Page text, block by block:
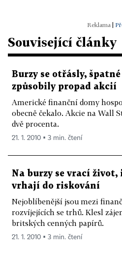
Související články
Burzy se otřásly,
způsobily propad akcií
Americké finanční domy
obecně čekalo. Akcie na Wall
dvě procenta.
21. 1. 2010 ▪ 3 min. čtení
Na burzy se vrací život,
vrhají do riskování
Nejoblíbenější jsou mezi
rozvíjejících se trhů. Klesl
britských cenných papírů.
21. 1. 2010 ▪ 3 min. čtení